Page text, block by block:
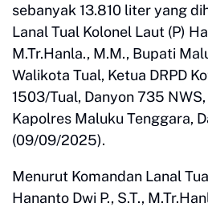
sebanyak 13.810 liter yang
Lanal Tual Kolonel Laut (P)
M.Tr.Hanla., M.M., Bupati
Walikota Tual, Ketua DRPD
1503/Tual, Danyon 735
Kapolres Maluku Tenggara,
(09/09/2025).
Menurut Komandan Lanal
Hananto Dwi P., S.T.,